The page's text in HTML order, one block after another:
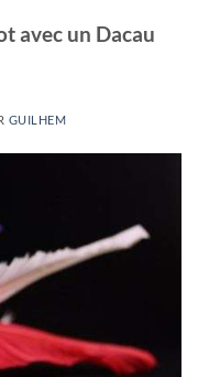
avec un Dacau
GUILHEM